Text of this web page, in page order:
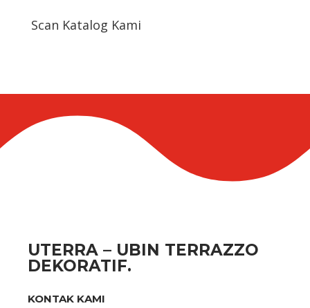
Scan Katalog Kami
UTERRA – UBIN TERRAZZO
DEKORATIF.
KONTAK KAMI